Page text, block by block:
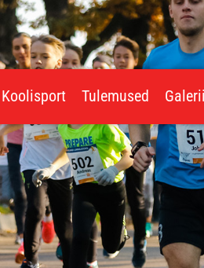
Koolisport Tulemused